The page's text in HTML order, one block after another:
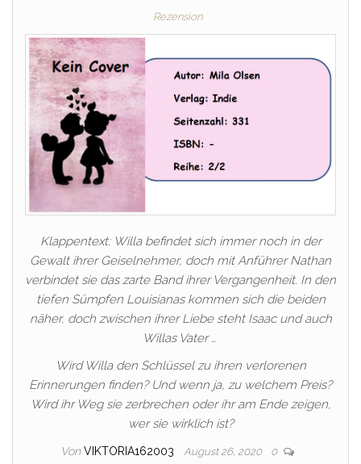
Rezension
Klappentext: Willa befindet sich immer noch in der
Gewalt ihrer Geiselnehmer, doch mit Anführer Nathan
verbindet sie das zarte Band ihrer Vergangenheit. In den
tiefen Sümpfen Louisianas kommen sich die beiden
näher, doch zwischen ihrer Liebe steht Isaac und auch
Willas Vater …
Wird Willa den Schlüssel zu ihren verlorenen
Erinnerungen finden? Und wenn ja, zu welchem Preis?
Wird ihr Weg sie zerbrechen oder ihr am Ende zeigen,
wer sie wirklich ist?
Von VIKTORIA162003 August 26, 2020 0